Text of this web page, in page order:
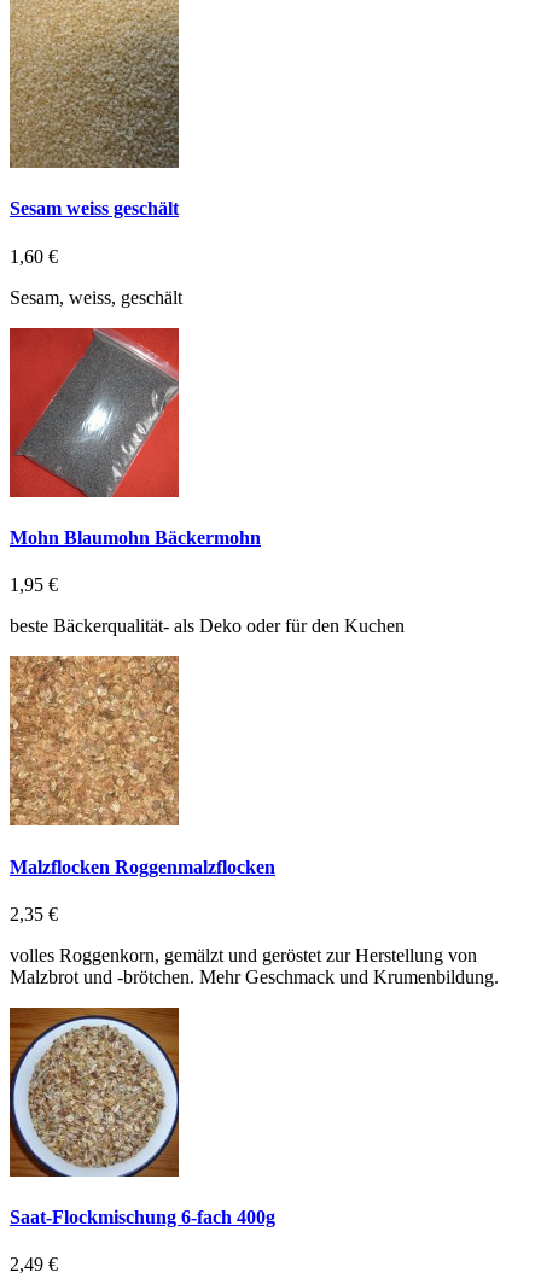
Sesam weiss geschält
1,60 €
Sesam, weiss, geschält
Mohn Blaumohn Bäckermohn
1,95 €
beste Bäckerqualität- als Deko oder für den Kuchen
Malzflocken Roggenmalzflocken
2,35 €
volles Roggenkorn, gemälzt und geröstet zur Herstellung von
Malzbrot und -brötchen. Mehr Geschmack und Krumenbildung.
Saat-Flockmischung 6-fach 400g
2,49 €